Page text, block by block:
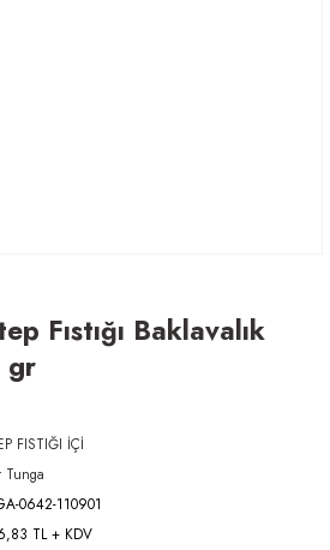
Fıstığı Baklavalık
gr
FISTIĞI İÇİ
Tunga
0642-110901
TL + KDV